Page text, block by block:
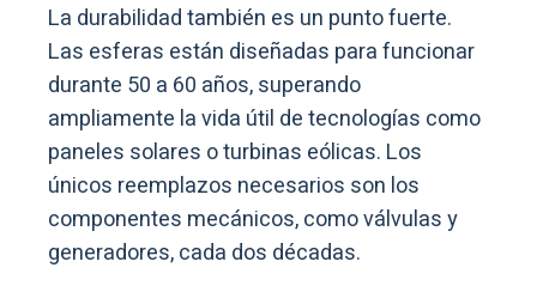
La durabilidad también es un punto fuerte.
Las esferas están diseñadas para funcionar
durante 50 a 60 años, superando
ampliamente la vida útil de tecnologías como
paneles solares o turbinas eólicas. Los
únicos reemplazos necesarios son los
componentes mecánicos, como válvulas y
generadores, cada dos décadas.